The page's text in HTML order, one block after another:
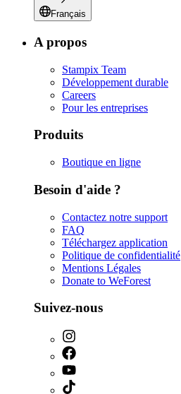
Français
A propos
Stampix Team
Développement durable
Careers
Pour les entreprises
Produits
Boutique en ligne
Besoin d'aide ?
Contactez notre support
FAQ
Téléchargez application
Politique de confidentialité
Mentions Légales
Donate to WeForest
Suivez-nous